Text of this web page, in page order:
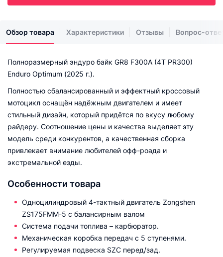
Обзор товара Характеристики Отзывы Вопрос-
Полноразмерный эндуро байк GR8 F300A (4T PR300)
Enduro Optimum (2025 г.).
Полностью сбалансированный и эффектный кроссовый
мотоцикл оснащён надёжным двигателем и имеет
стильный дизайн, который придётся по вкусу любому
райдеру. Соотношение цены и качества выделяет эту
модель среди конкурентов, а качественная сборка
привлекает внимание любителей офф-роада и
экстремальной езды.
Особенности товара
Одноцилиндровый 4-тактный двигатель Zongshen
ZS175FMM-5 с балансирным валом
Система подачи топлива – карбюратор.
Механическая коробка передач с 5 ступенями.
Регулируемая подвеска SZC перед/зад.